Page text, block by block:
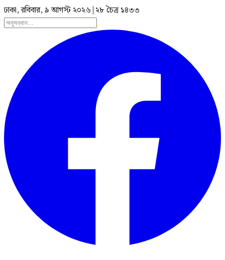
ঢাকা, রবিবার, ৯ আগস্ট ২০২৬ | ২৮ চৈত্র ১৪৩৩